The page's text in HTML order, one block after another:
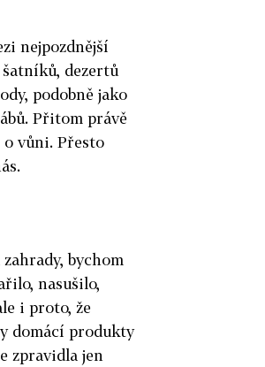
nejpozdnější
dezertů
podobně jako
Přitom právě
o vůni. Přesto
bychom
nasušilo,
i proto, že
domácí produkty
zpravidla jen